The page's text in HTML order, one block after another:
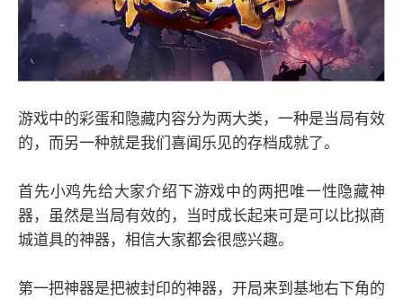
游戏中的彩蛋和隐藏内容分为两大类，一种是当局有效
的，而另一种就是我们喜闻乐见的存档成就了。
首先小鸡先给大家介绍下游戏中的两把唯一性隐藏神
器，虽然是当局有效的，当时成长起来可是可以比拟商
城道具的神器，相信大家都会很感兴趣。
第一把神器是把被封印的神器，开局来到基地右下角的